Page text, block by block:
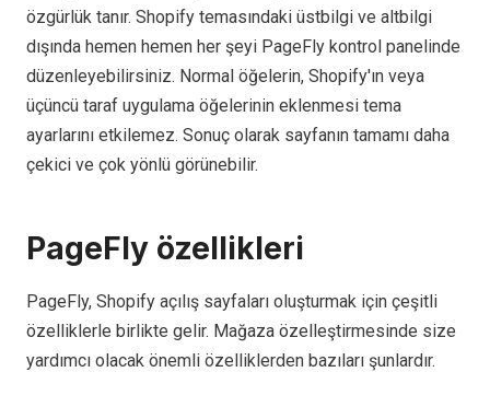
özgürlük tanır. Shopify temasındaki üstbilgi ve altbilgi
dışında hemen hemen her şeyi PageFly kontrol panelinde
düzenleyebilirsiniz. Normal öğelerin, Shopify'ın veya
üçüncü taraf uygulama öğelerinin eklenmesi tema
ayarlarını etkilemez. Sonuç olarak sayfanın tamamı daha
çekici ve çok yönlü görünebilir.
PageFly özellikleri
PageFly, Shopify açılış sayfaları oluşturmak için çeşitli
özelliklerle birlikte gelir. Mağaza özelleştirmesinde size
yardımcı olacak önemli özelliklerden bazıları şunlardır.